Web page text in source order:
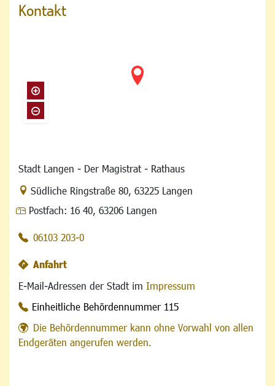
Kontakt
Stadt Langen - Der Magistrat - Rathaus
Link zur Google-Maps Navigation
Südliche Ringstraße 80, 63225 Langen
Postfach: 16 40, 63206 Langen
06103 203-0
Anfahrt
E-Mail-Adressen der Stadt im Impressum
Einheitliche Behördennummer 115
Die Behördennummer kann ohne Vorwahl von allen
Endgeräten angerufen werden.